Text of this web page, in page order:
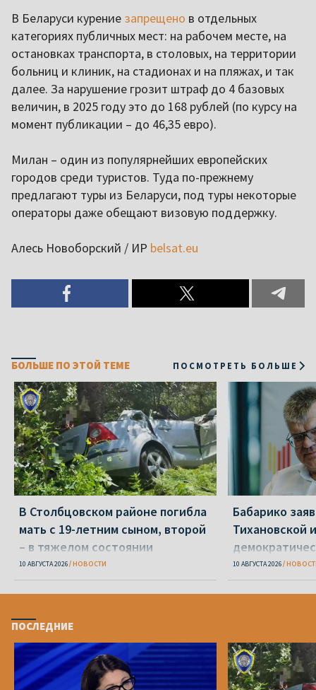
В Беларуси курение запрещено в отдельных
категориях публичных мест: на рабочем месте, на
остановках транспорта, в столовых, на территории
больниц и клиник, на стадионах и на пляжах, и так
далее. За нарушение грозит штраф до 4 базовых
величин, в 2025 году это до 168 рублей (по курсу на
момент публикации – до 46,35 евро).
Милан – один из популярнейших европейских
городов среди туристов. Туда по-прежнему
предлагают туры из Беларуси, под туры некоторые
операторы даже обещают визовую поддержку.
Алесь Новоборский / ИР belsat.eu
БОЛЬШЕ ПО ЭТОЙ ТЕМЕ ПОСМОТРЕТЬ БОЛЬШЕ
В Столбцовском районе погибла
мать с 19-летним сыном, второй
– в тяжелом состоянии
10 АВГУСТА 2026 НОВОСТИ
Бабарико
Тихановской и
10 АВГУСТА 2026
ПОСЛЕДНИЕ